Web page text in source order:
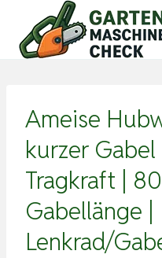
Inhalt
springen
Ameise
kurzer
Tragkraft |
Gabellänge |
Lenkrad/